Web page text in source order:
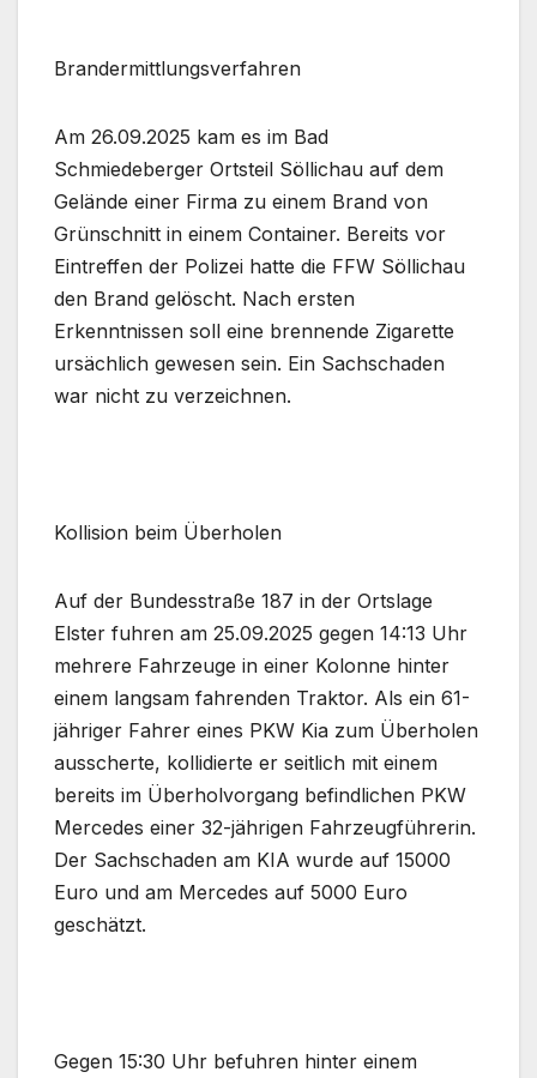
Brandermittlungsverfahren
Am 26.09.2025 kam es im Bad
Schmiedeberger Ortsteil Söllichau auf dem
Gelände einer Firma zu einem Brand von
Grünschnitt in einem Container. Bereits vor
Eintreffen der Polizei hatte die FFW Söllichau
den Brand gelöscht. Nach ersten
Erkenntnissen soll eine brennende Zigarette
ursächlich gewesen sein. Ein Sachschaden
war nicht zu verzeichnen.
Kollision beim Überholen
Auf der Bundesstraße 187 in der Ortslage
Elster fuhren am 25.09.2025 gegen 14:13 Uhr
mehrere Fahrzeuge in einer Kolonne hinter
einem langsam fahrenden Traktor. Als ein 61-
jähriger Fahrer eines PKW Kia zum Überholen
ausscherte, kollidierte er seitlich mit einem
bereits im Überholvorgang befindlichen PKW
Mercedes einer 32-jährigen Fahrzeugführerin.
Der Sachschaden am KIA wurde auf 15000
Euro und am Mercedes auf 5000 Euro
geschätzt.
Gegen 15:30 Uhr befuhren hinter einem